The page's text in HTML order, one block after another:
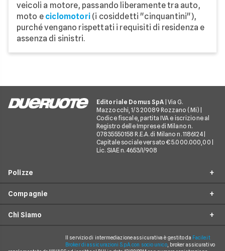
veicoli a motore, passando liberamente tra auto,
moto e ciclomotori(i cosiddetti "cinquantini"),
purché vengano rispettati i requisiti di residenza e
assenza di sinistri.
Editoriale Domus SpA | Via G.
Mazzocchi, 1/3 20089 Rozzano (Mi) |
Codice fiscale, partita IVA e iscrizione al
Registro delle Imprese di Milano n.
07835550158 R.E.A. di Milano n. 1186124 |
Capitale sociale versato € 5.000.000,00 |
Lic. SIAE n. 4653/I/908
Polizze
Furto incendio
Assistenza stradale
Tutela legale
Compagnie
Prima Assicurazioni
Chi Siamo
Il servizio di intermediazione assicurativa è gestito da Facile.it
Broker di assicurazioni S.p.A. con socio unico, broker assicurativo